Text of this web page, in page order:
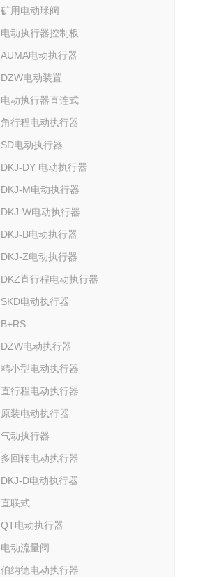
矿用电动球阀
电动执行器控制板
AUMA电动执行器
DZW电动装置
电动执行器直连式
角行程电动执行器
SD电动执行器
DKJ-DY 电动执行器
DKJ-M电动执行器
DKJ-W电动执行器
DKJ-B电动执行器
DKJ-Z电动执行器
DKZ直行程电动执行器
SKD电动执行器
B+RS
DZW电动执行器
精小型电动执行器
直行程电动执行器
原装电动执行器
气动执行器
多回转电动执行器
DKJ-D电动执行器
直联式
QT电动执行器
电动流量阀
伯纳德电动执行器